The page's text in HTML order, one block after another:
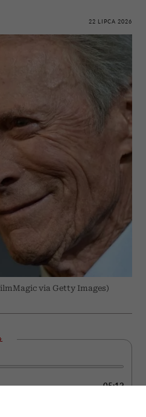
22 LIPCA 2026
via Getty Images)
05:12